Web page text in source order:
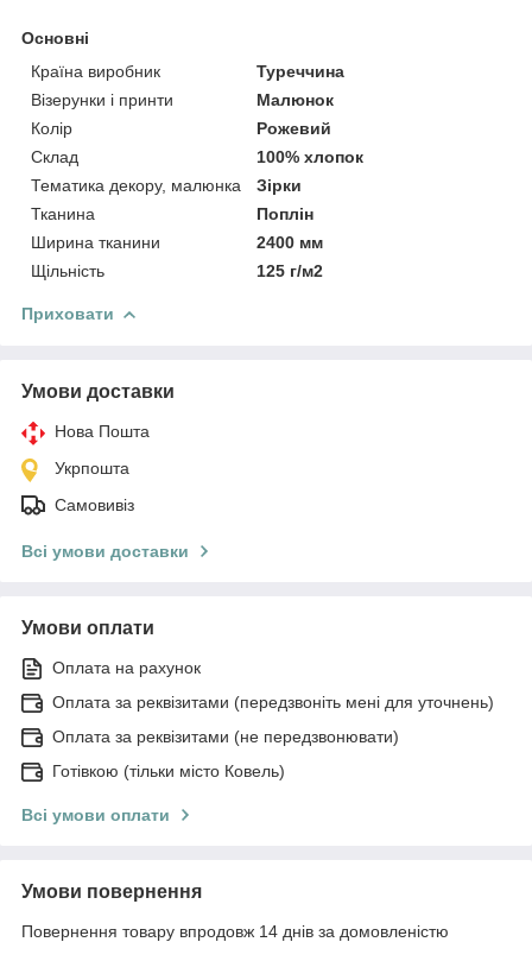
Основні
Країна виробник
Туреччина
Візерунки і принти
Малюнок
Колір
Рожевий
Склад
100% хлопок
Тематика декору, малюнка
Зірки
Тканина
Поплін
Ширина тканини
2400 мм
Щільність
125 г/м2
Приховати
Умови доставки
Нова Пошта
Укрпошта
Самовивіз
Всі умови доставки
Умови оплати
Оплата на рахунок
Оплата за реквізитами (передзвоніть мені для уточнень)
Оплата за реквізитами (не передзвонювати)
Готівкою (тільки місто Ковель)
Всі умови оплати
Умови повернення
Повернення товару впродовж 14 днів за домовленістю